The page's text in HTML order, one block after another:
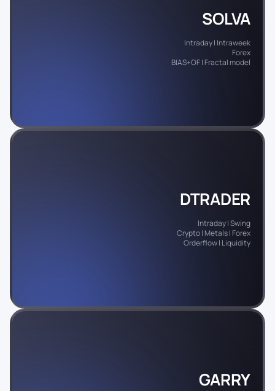
SOLVA
Intraday | Intraweek
Forex
BIAS+OF | Fractal model
DTRADER
Intraday | Swing
Crypto | Metals | Forex
Orderflow | Liquidity
GARRY